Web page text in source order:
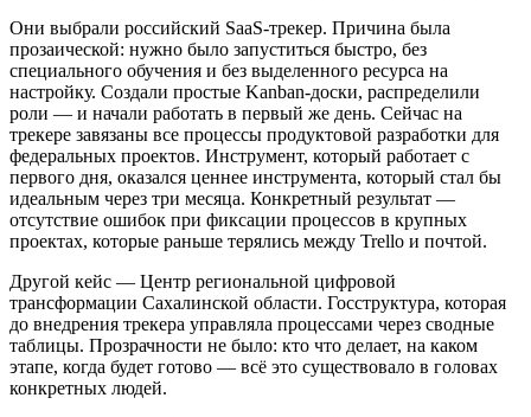
Они выбрали российский SaaS-трекер. Причина была
прозаической: нужно было запуститься быстро, без
специального обучения и без выделенного ресурса на
настройку. Создали простые Kanban-доски, распределили
роли — и начали работать в первый же день. Сейчас на
трекере завязаны все процессы продуктовой разработки для
федеральных проектов. Инструмент, который работает с
первого дня, оказался ценнее инструмента, который стал бы
идеальным через три месяца. Конкретный результат —
отсутствие ошибок при фиксации процессов в крупных
проектах, которые раньше терялись между Trello и почтой.
Другой кейс — Центр региональной цифровой
трансформации Сахалинской области. Госструктура, которая
до внедрения трекера управляла процессами через сводные
таблицы. Прозрачности не было: кто что делает, на каком
этапе, когда будет готово — всё это существовало в головах
конкретных людей.